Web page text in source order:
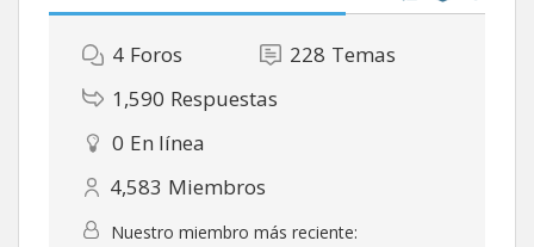
4 Foros 228 Temas
1,590 Respuestas
0 En línea
4,583 Miembros
Nuestro miembro más reciente: